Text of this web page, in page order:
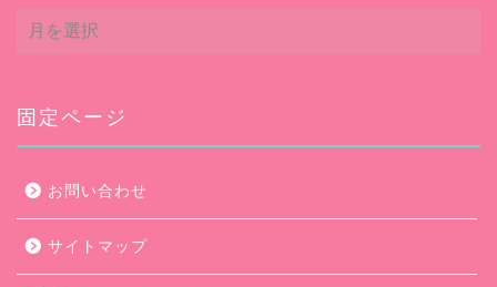
ア
ー
ブ
固定ページ
お問い合わせ
サイトマップ